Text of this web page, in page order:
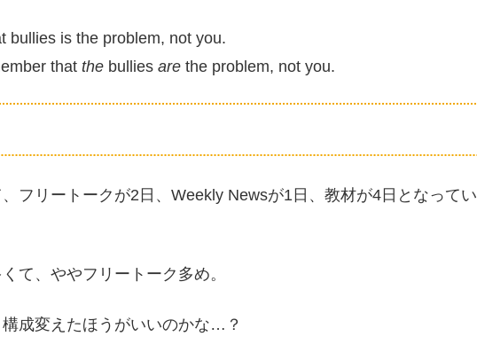
bullies is the problem, not you.
that the bullies are the problem, not you.
フリートークが2日、Weekly Newsが1日、教材が4日となってい
て、ややフリートーク多め。
成変えたほうがいいのかな…？